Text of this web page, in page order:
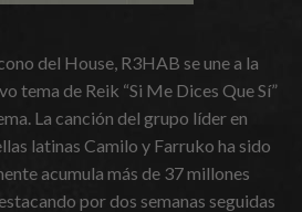
del House, R3HAB se une a la
tema de Reik “Si Me Dices Que Sí”
La canción del grupo líder en
latinas Camilo y Farruko ha sido
acumula más de 37 millones
por dos semanas seguidas